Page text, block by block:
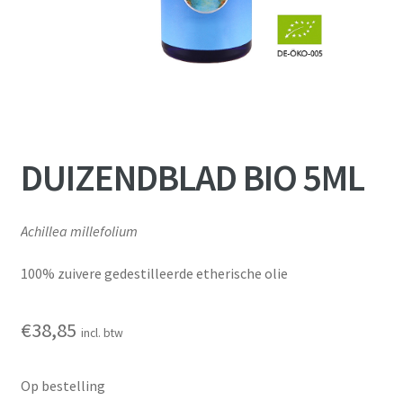
DUIZENDBLAD BIO 5ML
Achillea millefolium
100% zuivere gedestilleerde etherische olie
€38,85 incl. btw
Op bestelling